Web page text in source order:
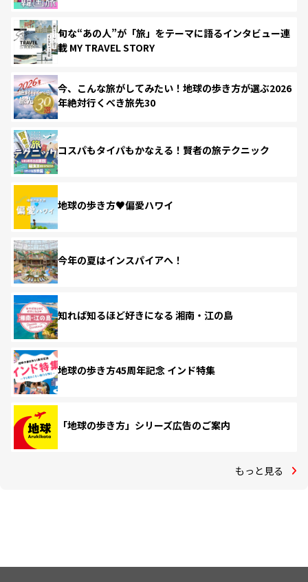
旬な“あの人”が「旅」をテーマに語るインタビュー連
載 MY TRAVEL STORY
今、こんな旅がしてみたい！地球の歩き方が選ぶ2026
年絶対行くべき旅先30
コスパもタイパもかなえる！賢者の旅テクニック
地球の歩き方♥偏愛ハワイ
今年の夏はインスパイアへ！
知れば知るほど好きになる 湘南・江の島
地球の歩き方45周年記念 インド特集
「地球の歩き方」シリーズ広告のご案内
もっと見る